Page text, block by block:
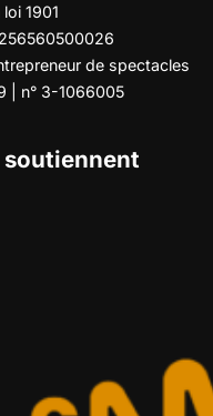
1901
de spectacles
| n° 3-1066005
soutiennent